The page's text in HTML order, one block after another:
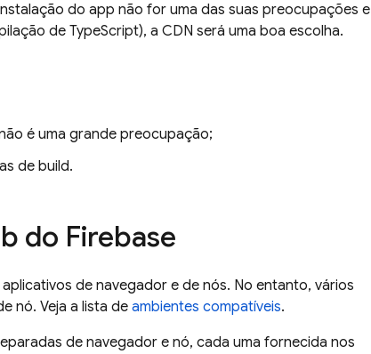
do app não for uma das suas preocupações e
de TypeScript), a CDN será uma boa escolha.
é uma grande preocupação;
de build.
do Firebase
de navegador e de nós. No entanto, vários
nó. Veja a lista de ambientes compatíveis.
de navegador e nó, cada uma fornecida nos